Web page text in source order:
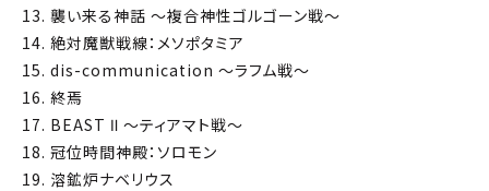
13. 襲い来る神話 ～複合神性ゴルゴーン戦～
14. 絶対魔獣戦線：メソポタミア
15. dis-communication ～ラフム戦～
16. 終焉
17. BEAST Ⅱ ～ティアマト戦～
18. 冠位時間神殿：ソロモン
19. 溶鉱炉ナベリウス